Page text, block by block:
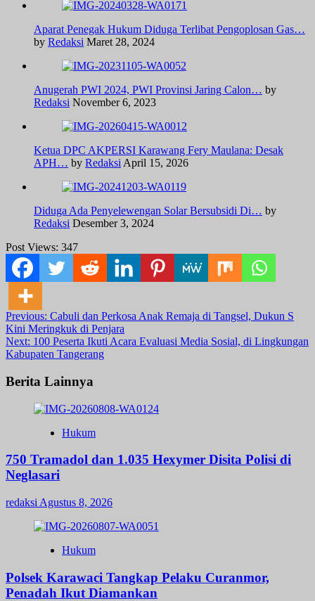
Aparat Penegak Hukum Diduga Terlibat Pengoplosan Gas…
by Redaksi Maret 28, 2024
Anugerah PWI 2024, PWI Provinsi Jaring Calon… by
Redaksi November 6, 2023
Ketua DPC AKPERSI Karawang Fery Maulana: Desak
APH… by Redaksi April 15, 2026
Diduga Ada Penyelewengan Solar Bersubsidi Di… by
Redaksi Desember 3, 2024
Post Views: 347
Post
navigation
Previous: Cabuli dan Perkosa Anak Remaja di Tangsel, Dukun S
Kini Meringkuk di Penjara
Next: 100 Peserta Ikuti Acara Evaluasi Media Sosial, di Lingkungan
Kabupaten Tangerang
Berita Lainnya
Hukum
750 Tramadol dan 1.035 Hexymer Disita Polisi di
Neglasari
redaksi Agustus 8, 2026
Hukum
Polsek Karawaci Tangkap Pelaku Curanmor,
Penadah Ikut Diamankan